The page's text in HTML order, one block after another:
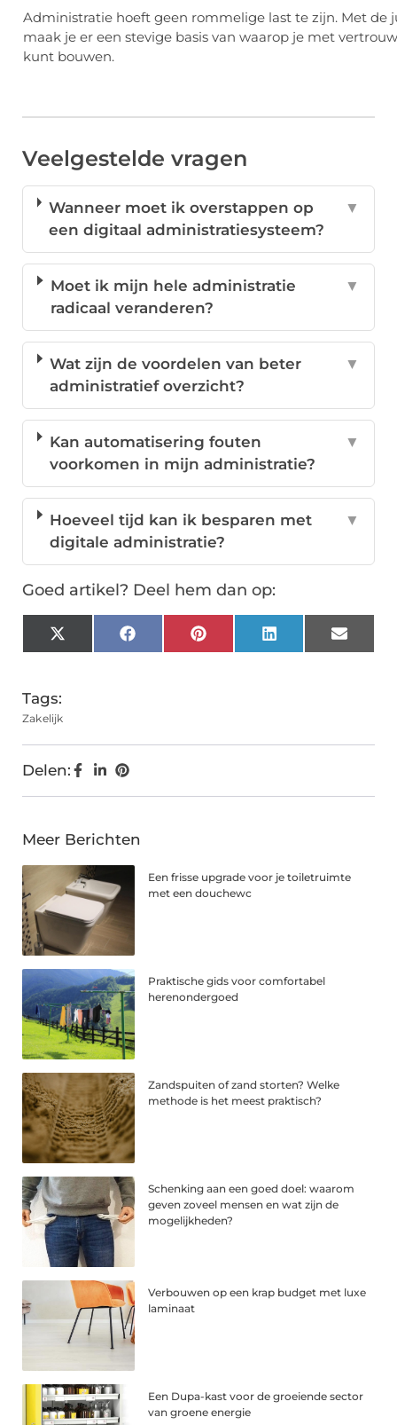
Administratie hoeft geen rommelige last te zijn. Met de
maak je er een stevige basis van waarop je met
kunt bouwen.
Veelgestelde vragen
Wanneer moet ik overstappen op
een digitaal administratiesysteem?
▼
Moet ik mijn hele administratie
radicaal veranderen?
▼
Wat zijn de voordelen van beter
administratief overzicht?
▼
Kan automatisering fouten
voorkomen in mijn administratie?
▼
Hoeveel tijd kan ik besparen met
digitale administratie?
▼
Goed artikel? Deel hem dan op:
X
(Twitter)
FacebookPinterestLinkedInEmail
Tags:
Zakelijk
Delen:
Meer Berichten
Een frisse upgrade voor je toiletruimte
met een douchewc
Praktische gids voor comfortabel
herenondergoed
Zandspuiten of zand storten? Welke
methode is het meest praktisch?
Schenking aan een goed doel: waarom
geven zoveel mensen en wat zijn de
mogelijkheden?
Verbouwen op een krap budget met luxe
laminaat
Een Dupa-kast voor de groeiende sector
van groene energie